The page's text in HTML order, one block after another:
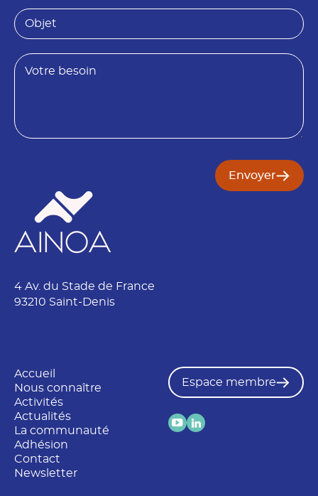
i
s
e
é
t
O
b
t
B
e
n
Envoyer
4 Av. du Stade de France
93210 Saint-Denis
Accueil
Nous connaître
Activités
Actualités
La communauté
Adhésion
Contact
Newsletter
Espace membre